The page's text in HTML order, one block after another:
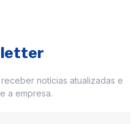
notícias atualizadas e
a empresa.